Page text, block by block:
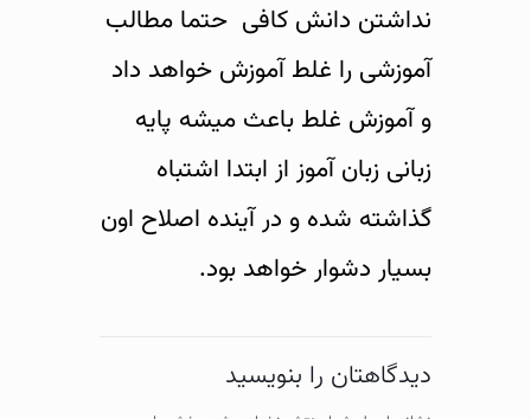
نداشتن دانش کافی حتما مطالب
آموزشی را غلط آموزش خواهد داد
و آموزش غلط باعث میشه پایه
زبانی زبان آموز از ابتدا اشتباه
گذاشته شده و در آینده اصلاح اون
بسیار دشوار خواهد بود.
دیدگاهتان را بنویسید